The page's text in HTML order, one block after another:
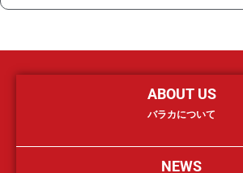
ABOUT US
バラカについて
NEWS